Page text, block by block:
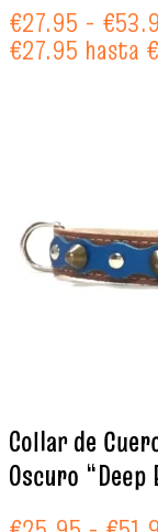
€27.95 - €
€27.95 hasta
Collar de
Oscuro